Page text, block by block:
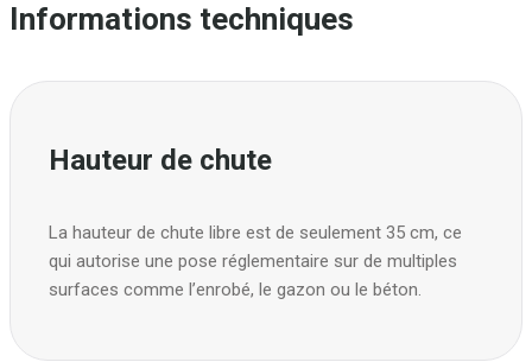
Informations techniques
Hauteur de chute
La hauteur de chute libre est de seulement 35 cm, ce
qui autorise une pose réglementaire sur de multiples
surfaces comme l’enrobé, le gazon ou le béton.